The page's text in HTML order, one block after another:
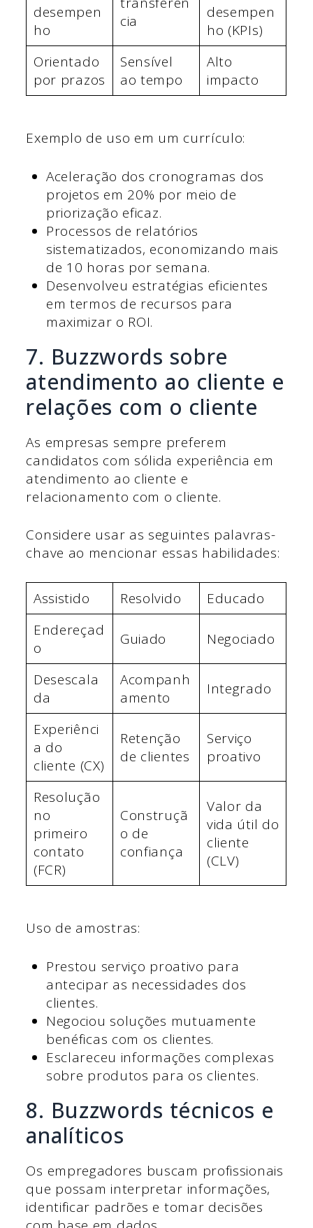
desempen
ho
cia
desempen
ho (KPIs)
Orientado
por prazos
Sensível
ao tempo
Alto
impacto
Exemplo de uso em um currículo:
Aceleração dos cronogramas dos
projetos em 20% por meio de
priorização eficaz.
Processos de relatórios
sistematizados, economizando mais
de 10 horas por semana.
Desenvolveu estratégias eficientes
em termos de recursos para
maximizar o ROI.
7. Buzzwords sobre
atendimento ao cliente e
relações com o cliente
As empresas sempre preferem
candidatos com sólida experiência em
atendimento ao cliente e
relacionamento com o cliente.
Considere usar as seguintes palavras-
chave ao mencionar essas habilidades:
Assistido Resolvido
Educado
Endereçad
o
Guiado Negociado
Desescala
da
Acompanh
amento
Integrado
Experiênci
a do
cliente (CX)
Retenção
de clientes
Serviço
proativo
Resolução
no
primeiro
contato
(FCR)
Construçã
o de
confiança
Valor da
vida útil do
cliente
(CLV)
Uso de amostras:
Prestou serviço proativo para
antecipar as necessidades dos
clientes.
Negociou soluções mutuamente
benéficas com os clientes.
Esclareceu informações complexas
sobre produtos para os clientes.
8. Buzzwords técnicos e
analíticos
Os empregadores buscam profissionais
que possam interpretar informações,
identificar padrões e tomar decisões